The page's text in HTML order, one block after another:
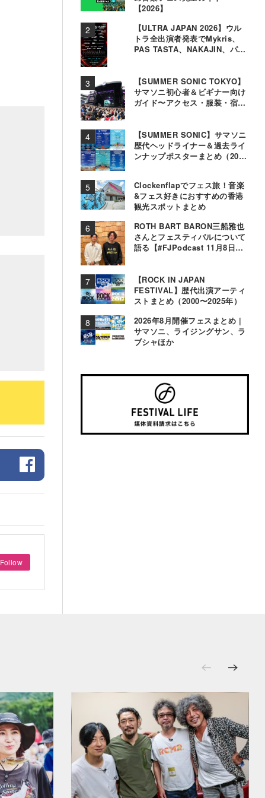
Follow
【2026】
【ULTRA JAPAN 2026】ウル
トラ全出演者発表でMykris、
PAS TASTA、NAKAJIN、パソ
【SUMMER SONIC TOKYO】
サマソニ初心者＆ビギナー向け
ガイド〜アクセス・服装・宿泊
【SUMMER SONIC】サマソニ
歴代ヘッドライナー＆過去ライ
ンナップポスターまとめ（2000
Clockenflapでフェス旅！音楽
&フェス好きにおすすめの香港
観光スポットまとめ
ROTH BART BARON三船雅也
さんとフェスティバルについて
語る【#FJPodcast 11月8日配
【ROCK IN JAPAN
FESTIVAL】歴代出演アーティ
ストまとめ（2000〜2025年）
2026年8月開催フェスまとめ |
サマソニ、ライジングサン、ラ
ブシャほか